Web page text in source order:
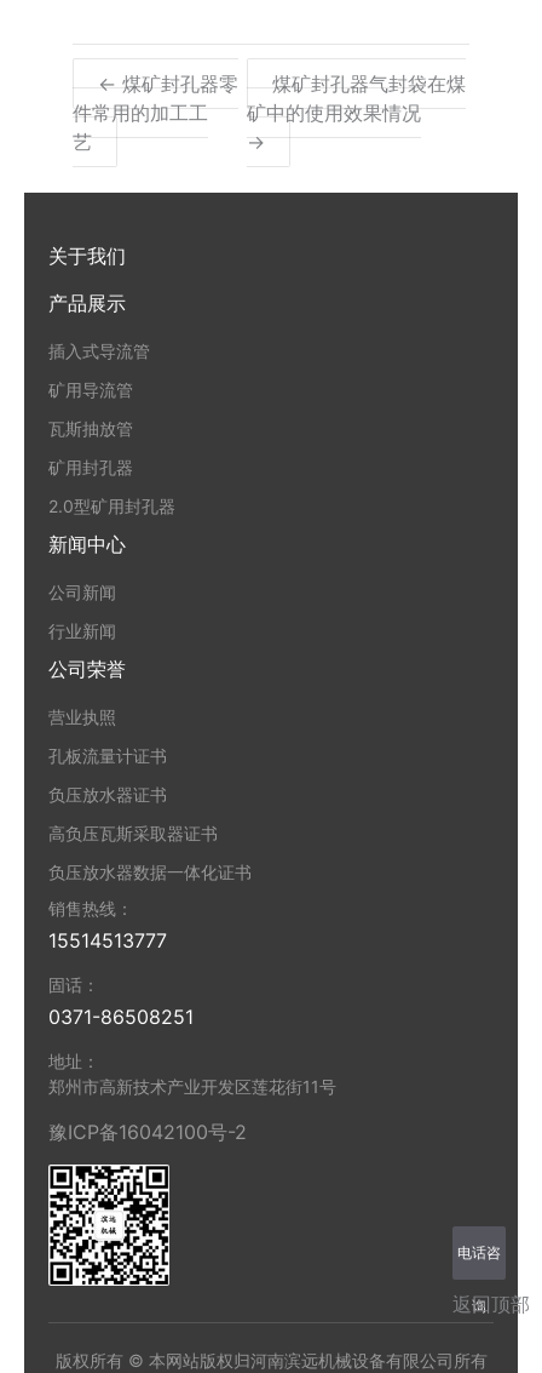
← 煤矿封孔器零
件常用的加工工
艺
煤矿封孔器气封袋在煤
矿中的使用效果情况
→
关于我们
产品展示
插入式导流管
矿用导流管
瓦斯抽放管
矿用封孔器
2.0型矿用封孔器
新闻中心
公司新闻
行业新闻
公司荣誉
营业执照
孔板流量计证书
负压放水器证书
高负压瓦斯采取器证书
负压放水器数据一体化证书
销售热线：
15514513777
固话：
0371-86508251
地址：
郑州市高新技术产业开发区莲花街11号
豫ICP备16042100号-2
版权所有 © 本网站版权归河南滨远机械设备有限公司所有
电话咨
询
返回顶部